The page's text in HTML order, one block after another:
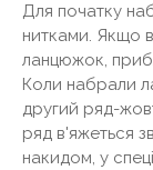
Для початку
нитками. Якщо
ланцюжок,
Коли набрали
другий ряд-
ряд в'яжеться
накидом, у